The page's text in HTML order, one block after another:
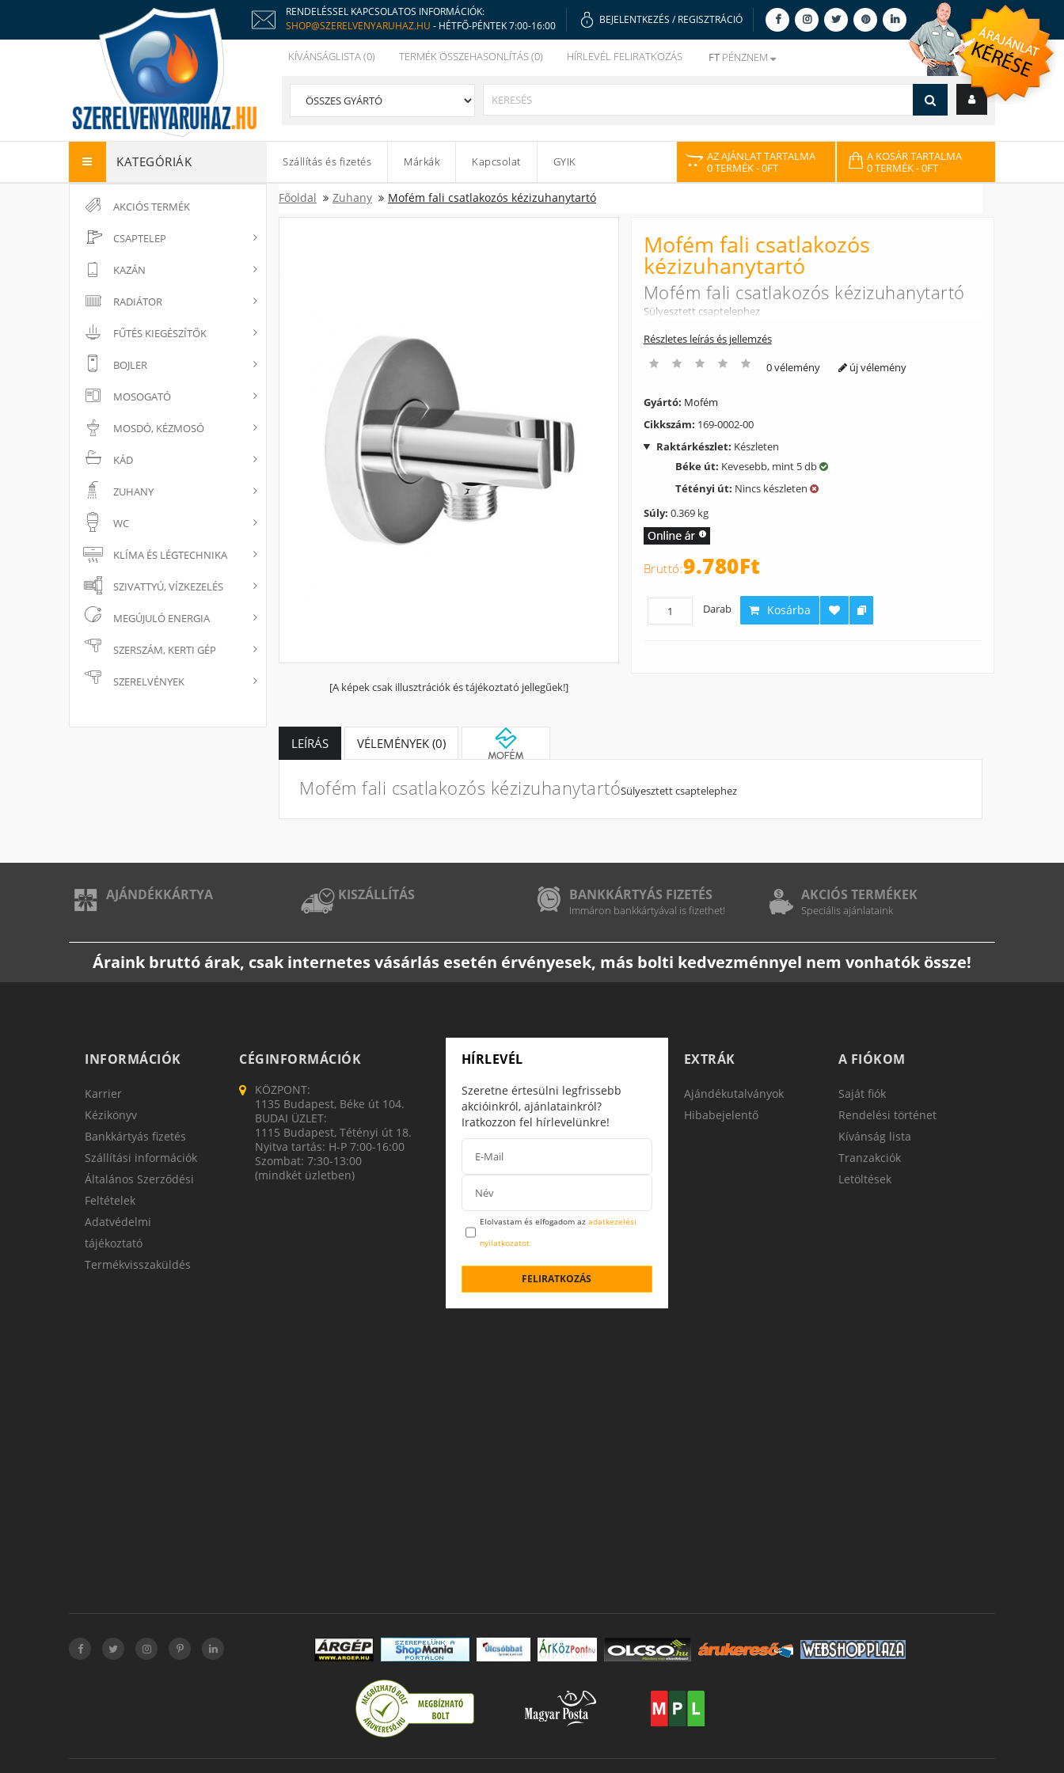
RENDELÉSSEL KAPCSOLATOS INFORMÁCIÓK:
SHOP@SZERELVENYARUHAZ.HU - HÉTFŐ-PÉNTEK 7:00-16:00
BEJELENTKEZÉS / REGISZTRÁCIÓ
KÍVÁNSÁGLISTA (0) TERMÉK ÖSSZEHASONLÍTÁS (0) HÍRLEVÉL FELIRATKOZÁS FT PÉNZNEM
KATEGÓRIÁK Szállítás és fizetés Márkák Kapcsolat GYIK
AZ AJÁNLAT TARTALMA
0 TERMÉK- 0FT
A KOSÁR TARTALMA
0 TERMÉK- 0FT
AKCIÓS TERMÉK
CSAPTELEP
KAZÁN
RADIÁTOR
FŰTÉS KIEGÉSZÍTŐK
BOJLER
MOSOGATÓ
MOSDÓ, KÉZMOSÓ
KÁD
ZUHANY
WC
KLÍMA ÉS LÉGTECHNIKA
SZIVATTYÚ, VÍZKEZELÉS
MEGÚJULÓ ENERGIA
SZERSZÁM, KERTI GÉP
SZERELVÉNYEK
Főoldal Zuhany Mofém fali csatlakozós kézizuhanytartó
[A képek csak illusztrációk és tájékoztató jellegűek!]
Mofém fali csatlakozós
kézizuhanytartó
Mofém fali csatlakozós kézizuhanytartó
Sülyesztett csaptelephez
Részletes leírás és jellemzés
0 vélemény új vélemény
Gyártó: Mofém
Cikkszám: 169-0002-00
Raktárkészlet: Készleten
Béke út: Kevesebb, mint 5 db
Tétényi út: Nincs készleten
Súly: 0.369 kg
9.780Ft
Darab Kosárba
LEÍRÁS VÉLEMÉNYEK (0)
Mofém fali csatlakozós kézizuhanytartóSülyesztett csaptelephez
AJÁNDÉKKÁRTYA KISZÁLLÍTÁS BANKKÁRTYÁS FIZETÉS
Immáron bankkártyával is fizethet!
AKCIÓS TERMÉKEK
Speciális ajánlataink
Áraink bruttó árak, csak internetes vásárlás esetén érvényesek, más bolti kedvezménnyel nem vonhatók össze!
INFORMÁCIÓK
Karrier
Kézikönyv
Bankkártyás fizetés
Szállítási információk
Általános Szerződési
Feltételek
Adatvédelmi
tájékoztató
Termékvisszaküldés
CÉGINFORMÁCIÓK
KÖZPONT:
1135 Budapest, Béke út 104.
BUDAI ÜZLET:
1115 Budapest, Tétényi út 18.
Nyitva tartás: H-P 7:00-16:00
Szombat: 7:30-13:00
(mindkét üzletben)
HÍRLEVÉL
Szeretne értesülni legfrissebb
akcióinkról, ajánlatainkról?
Iratkozzon fel hírlevelünkre!
Elolvastam és elfogadom az adatkezelési
nyilatkozatot
FELIRATKOZÁS
EXTRÁK
Ajándékutalványok
Hibabejelentő
A FIÓKOM
Saját fiók
Rendelési történet
Kívánság lista
Tranzakciók
Letöltések